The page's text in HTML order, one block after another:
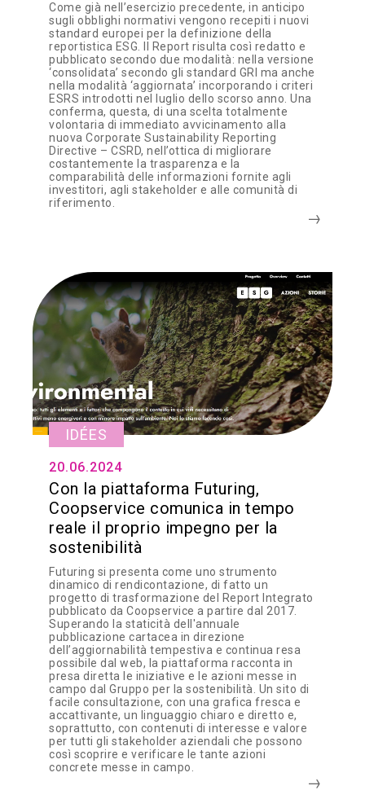
Come già nell’esercizio precedente, in anticipo
sugli obblighi normativi vengono recepiti i nuovi
standard europei per la definizione della
reportistica ESG. Il Report risulta così redatto e
pubblicato secondo due modalità: nella versione
‘consolidata’ secondo gli standard GRI ma anche
nella modalità ‘aggiornata’ incorporando i criteri
ESRS introdotti nel luglio dello scorso anno. Una
conferma, questa, di una scelta totalmente
volontaria di immediato avvicinamento alla
nuova Corporate Sustainability Reporting
Directive – CSRD, nell’ottica di migliorare
costantemente la trasparenza e la
comparabilità delle informazioni fornite agli
investitori, agli stakeholder e alle comunità di
riferimento.
IDÉES
20.06.2024
Con la piattaforma Futuring,
Coopservice comunica in tempo
reale il proprio impegno per la
sostenibilità
Futuring si presenta come uno strumento
dinamico di rendicontazione, di fatto un
progetto di trasformazione del Report Integrato
pubblicato da Coopservice a partire dal 2017.
Superando la staticità dell'annuale
pubblicazione cartacea in direzione
dell’aggiornabilità tempestiva e continua resa
possibile dal web, la piattaforma racconta in
presa diretta le iniziative e le azioni messe in
campo dal Gruppo per la sostenibilità. Un sito di
facile consultazione, con una grafica fresca e
accattivante, un linguaggio chiaro e diretto e,
soprattutto, con contenuti di interesse e valore
per tutti gli stakeholder aziendali che possono
così scoprire e verificare le tante azioni
concrete messe in campo.